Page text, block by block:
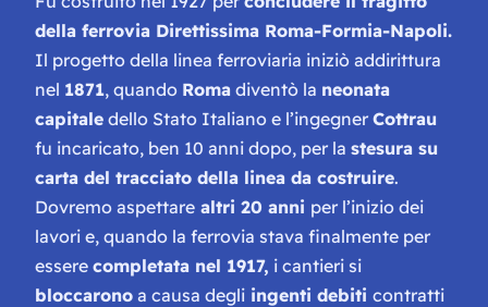
della ferrovia Direttissima Roma-Formia-Napoli.
Il progetto della linea ferroviaria iniziò addirittura
nel 1871, quando Roma diventò la neonata
capitale dello Stato Italiano e l’ingegner Cottrau
fu incaricato, ben 10 anni dopo, per la stesura su
carta del tracciato della linea da costruire.
Dovremo aspettare altri 20 anni per l’inizio dei
lavori e, quando la ferrovia stava finalmente per
essere completata nel 1917, i cantieri si
bloccarono a causa degli ingenti debiti contratti